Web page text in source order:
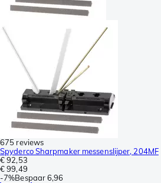
675 reviews
Spyderco Sharpmaker messenslijper, 204MF
€ 92,53
€ 99,49
-7%Bespaar6,96